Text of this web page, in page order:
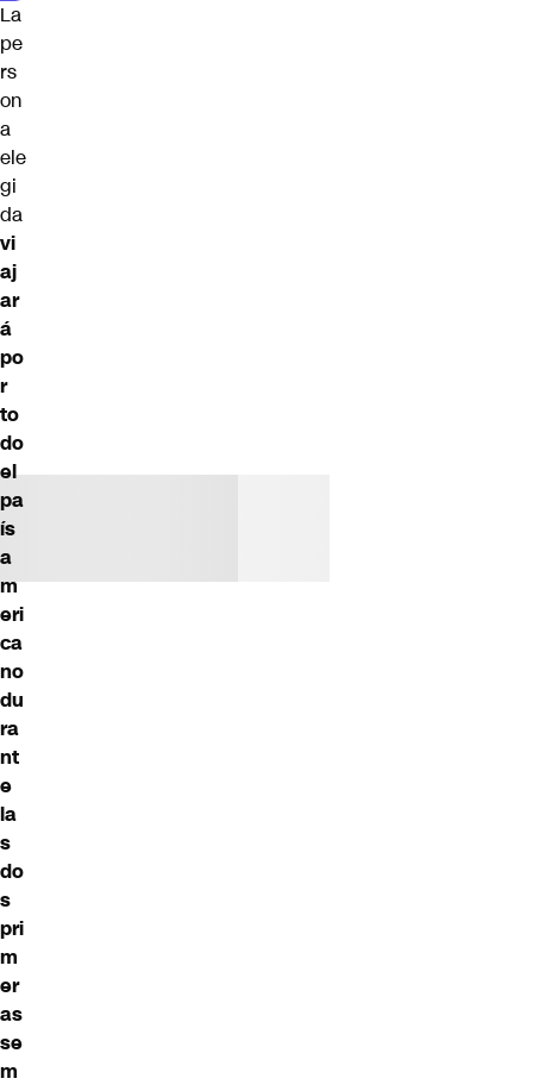
La
pe
rs
on
a
ele
gi
da
vi
aj
ar
á
po
r
to
do
el
pa
ís
a
m
eri
ca
no
du
ra
nt
e
la
s
do
s
pri
m
er
as
se
m